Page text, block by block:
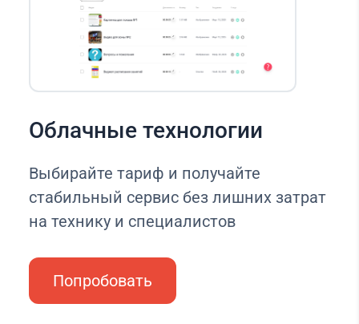
Облачные технологии
Выбирайте тариф и получайте
стабильный сервис без лишних затрат
на технику и специалистов
Попробовать